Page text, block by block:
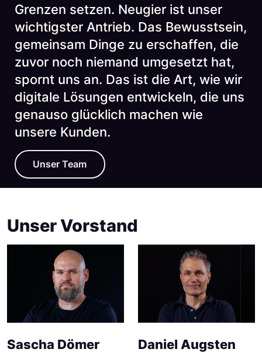
Grenzen setzen. Neugier ist unser
wichtigster Antrieb. Das Bewusstsein,
gemeinsam Dinge zu erschaffen, die
zuvor noch niemand umgesetzt hat,
spornt uns an. Das ist die Art, wie wir
digitale Lösungen entwickeln, die uns
genauso glücklich machen wie
unsere Kunden.
Unser Team
Unser Vorstand
Sascha Dömer Daniel Augsten